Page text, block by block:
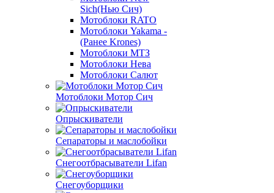
Sich(Нью Сич)
Мотоблоки RATO
Мотоблоки Yakama -
(Ранее Krones)
Мотоблоки МТЗ
Мотоблоки Нева
Мотоблоки Салют
Мотоблоки Мотор Сич
Опрыскиватели
Сепараторы и маслобойки
Снегоотбрасыватели Lifan
Снегоуборщики